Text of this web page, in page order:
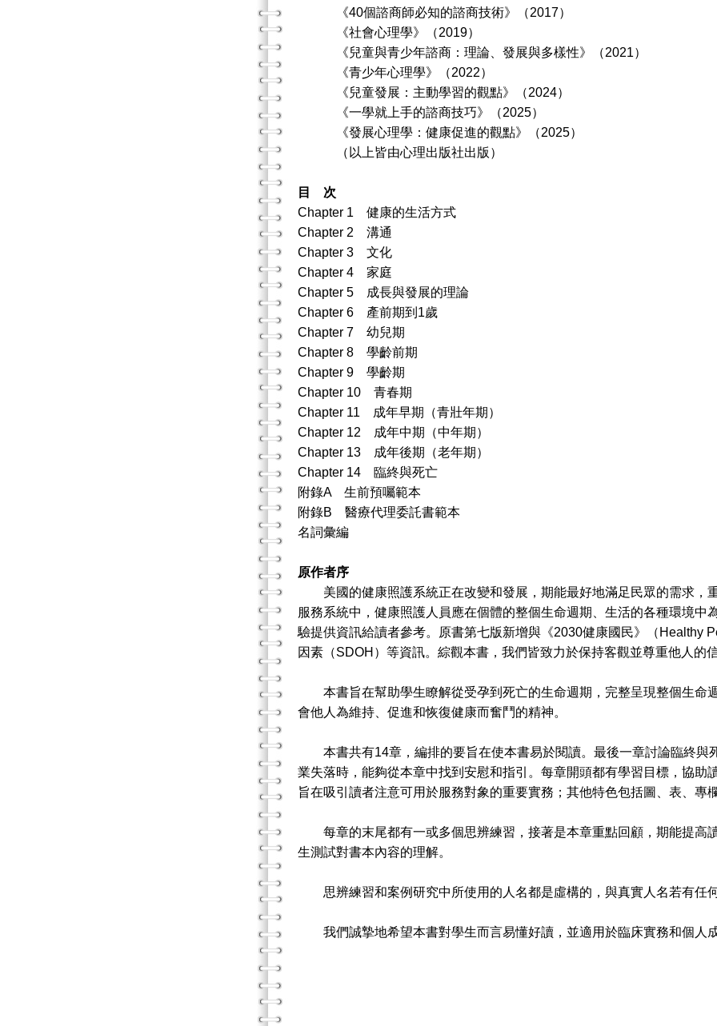
《40個諮商師必知的諮商技術》（2017）
《社會心理學》（2019）
《兒童與青少年諮商：理論、發展與多樣性》（2021）
《青少年心理學》（2022）
《兒童發展：主動學習的觀點》（2024）
《一學就上手的諮商技巧》（2025）
《發展心理學：健康促進的觀點》（2025）
（以上皆由心理出版社出版）
目 次
Chapter 1 健康的生活方式
Chapter 2 溝通
Chapter 3 文化
Chapter 4 家庭
Chapter 5 成長與發展的理論
Chapter 6 產前期到1歲
Chapter 7 幼兒期
Chapter 8 學齡前期
Chapter 9 學齡期
Chapter 10 青春期
Chapter 11 成年早期（青壯年期）
Chapter 12 成年中期（中年期）
Chapter 13 成年後期（老年期）
Chapter 14 臨終與死亡
附錄A 生前預囑範本
附錄B 醫療代理委託書範本
名詞彙編
原作者序
美國的健康照護系統正在改變和發展，期能最好地滿足民眾的需求，
服務系統中，健康照護人員應在個體的整個生命週期、生活的各種環境
驗提供資訊給讀者參考。原書第七版新增與《2030健康國民》（Healthy
因素（SDOH）等資訊。綜觀本書，我們皆致力於保持客觀並尊重他人的
本書旨在幫助學生瞭解從受孕到死亡的生命週期，完整呈現整個生命
會他人為維持、促進和恢復健康而奮鬥的精神。
本書共有14章，編排的要旨在使本書易於閱讀。最後一章討論臨終與
業失落時，能夠從本章中找到安慰和指引。每章開頭都有學習目標，協助
旨在吸引讀者注意可用於服務對象的重要實務；其他特色包括圖、表、專
每章的末尾都有一或多個思辨練習，接著是本章重點回顧，期能提高
生測試對書本內容的理解。
思辨練習和案例研究中所使用的人名都是虛構的，與真實人名若有任
我們誠摯地希望本書對學生而言易懂好讀，並適用於臨床實務和個人